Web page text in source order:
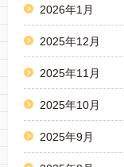
2026年1月
2025年12月
2025年11月
2025年10月
2025年9月